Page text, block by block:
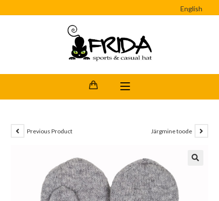
English
Previous Product Järgmine toode